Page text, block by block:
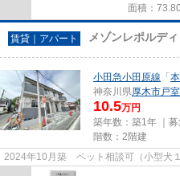
面積：
賃貸｜アパート メゾンレポルディ
小田急小田原線 「
神奈川県厚木市戸室
10.5万円
築年数：築1年 ｜募
階数：2階建
2024年10月築 ペット相談可（小型犬